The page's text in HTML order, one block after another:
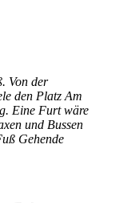
Von der
den Platz Am
Eine Furt wäre
und Bussen
Gehende